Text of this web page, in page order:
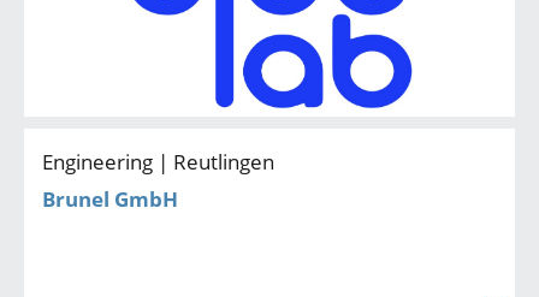
Engineering | Reutlingen
Brunel GmbH